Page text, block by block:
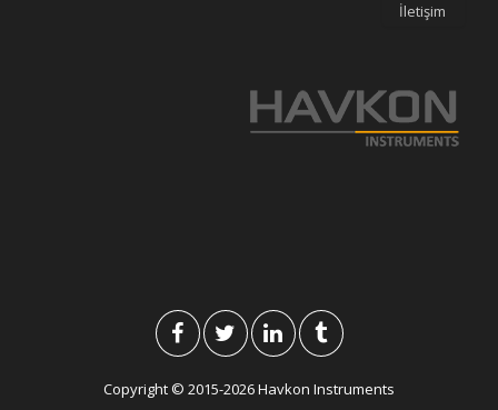
İletişim
Copyright © 2015-2026 Havkon Instruments